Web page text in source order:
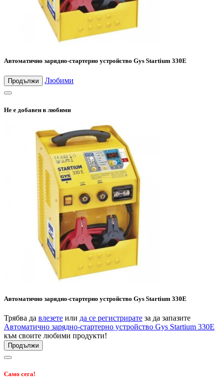
Автоматично зарядно-стартерно устройство Gys Startium 330E
Продължи Любими
Не е добавен в любими
Автоматично зарядно-стартерно устройство Gys Startium 330E
Трябва да влезете или да се регистрирате за да запазите
Автоматично зарядно-стартерно устройство Gys Startium 330E
към своите любими продукти!
Продължи
Само сега!